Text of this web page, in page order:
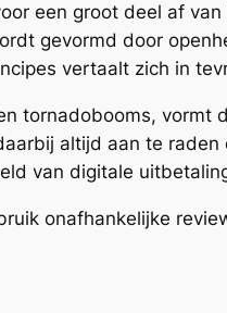
een groot deel af
gevormd door
vertaalt zich in
tornadobooms, vormt
altijd aan te
van digitale
onafhankelijke